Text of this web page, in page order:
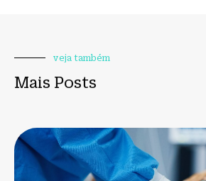
veja também
Mais Posts